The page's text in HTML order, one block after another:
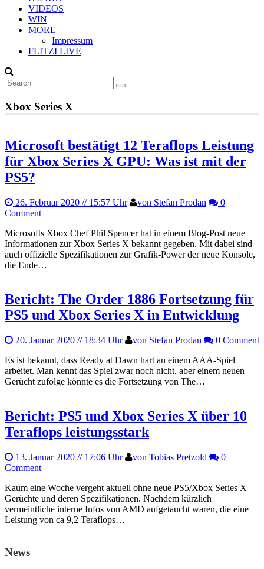
VIDEOS
WIN
MORE
Impressum
FLITZI LIVE
Xbox Series X
Microsoft bestätigt 12 Teraflops Leistung
für Xbox Series X GPU: Was ist mit der
PS5?
26. Februar 2020 // 15:57 Uhr von Stefan Prodan
0
Comment
Microsofts Xbox Chef Phil Spencer hat in einem Blog-Post neue
Informationen zur Xbox Series X bekannt gegeben. Mit dabei sind
auch offizielle Spezifikationen zur Grafik-Power der neue Konsole,
die Ende…
Bericht: The Order 1886 Fortsetzung für
PS5 und Xbox Series X in Entwicklung
20. Januar 2020 // 18:34 Uhr von Stefan Prodan
0 Comment
Es ist bekannt, dass Ready at Dawn hart an einem AAA-Spiel
arbeitet. Man kennt das Spiel zwar noch nicht, aber einem neuen
Gerücht zufolge könnte es die Fortsetzung von The…
Bericht: PS5 und Xbox Series X über 10
Teraflops leistungsstark
13. Januar 2020 // 17:06 Uhr von Tobias Pretzold
0
Comment
Kaum eine Woche vergeht aktuell ohne neue PS5/Xbox Series X
Gerüchte und deren Spezifikationen. Nachdem kürzlich
vermeintliche interne Infos von AMD aufgetaucht waren, die eine
Leistung von ca 9,2 Teraflops…
News